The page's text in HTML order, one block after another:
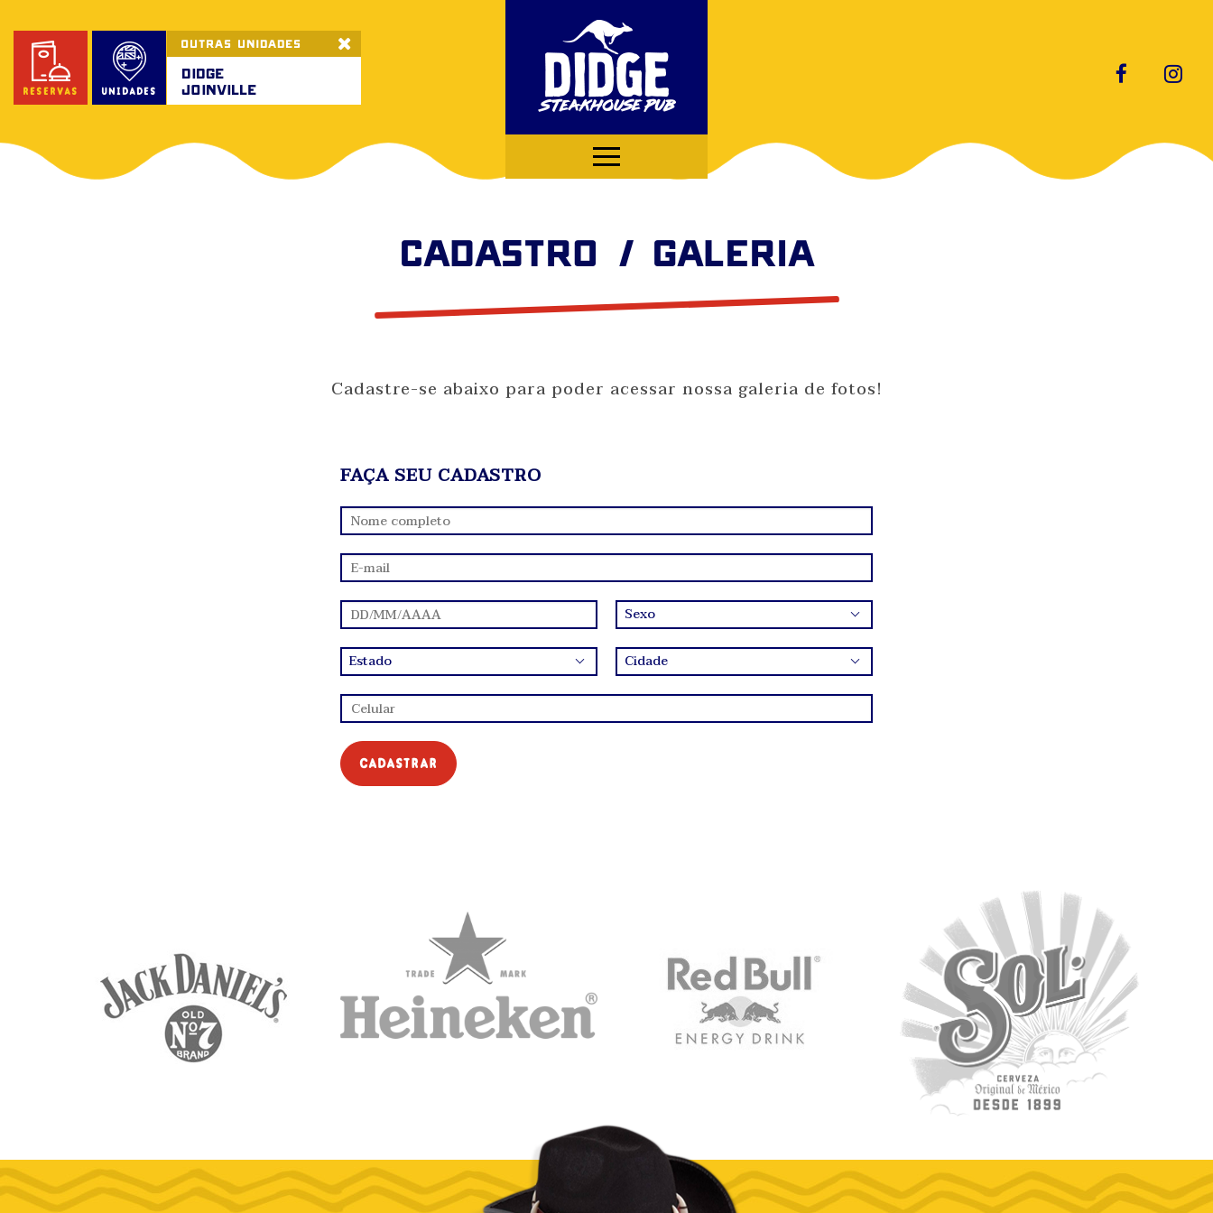
reservas unidades
OUTRAS UNIDADES
didge
Joinville
CADASTRO / GALERIA
Cadastre-se abaixo para poder acessar nossa galeria de fotos!
FAÇA SEU CADASTRO
cadastrar